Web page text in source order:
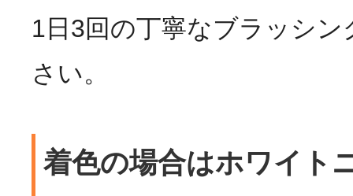
1日3回の丁寧なブラッシ
さい。
着色の場合はホワイト